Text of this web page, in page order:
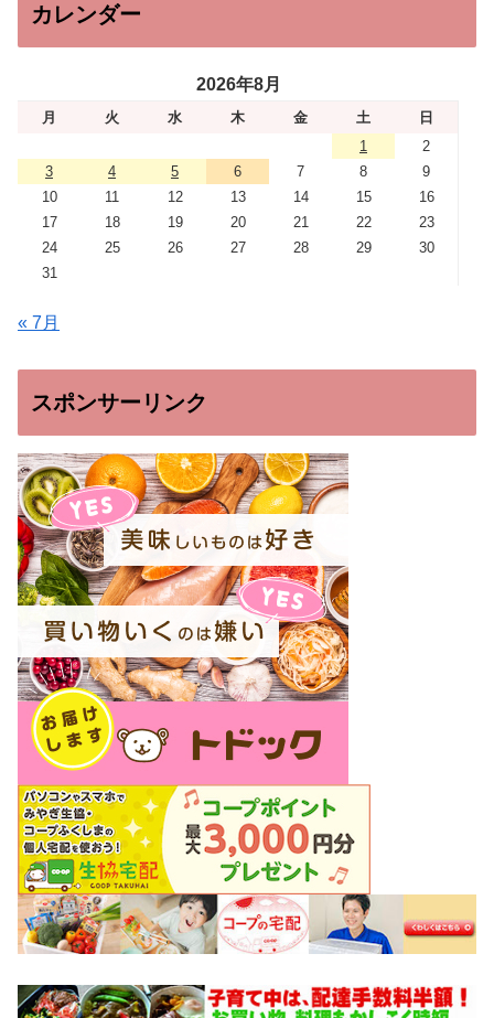
カレンダー
2026年8月
月 火 水 木 金 土
日
1
2
3
4 5 6 7 8
9
10
11 12 13 14 15
16
17
18 19 20 21 22
23
24
25 26 27 28 29
30
31
« 7月
スポンサーリンク